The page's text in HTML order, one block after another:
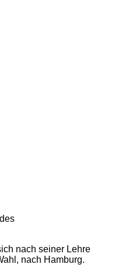
nach seiner Lehre
nach Hamburg.